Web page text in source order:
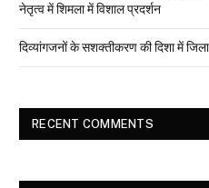
नेतृत्व में शिमला में विशाल प्रदर्शन
दिव्यांगजनों के सशक्तीकरण की दिशा में
RECENT COMMENTS